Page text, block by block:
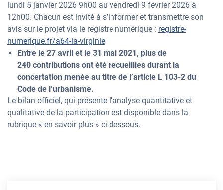
lundi 5 janvier 2026 9h00 au vendredi 9 février 2026 à
12h00. Chacun est invité à s’informer et transmettre son
avis sur le projet via le registre numérique : registre-
numerique.fr/a64-la-virginie
Entre le 27 avril et le 31 mai 2021, plus de
240 contributions ont été recueillies durant la
concertation menée au titre de l’article L 103-2 du
Code de l’urbanisme.
Le bilan officiel, qui présente l’analyse quantitative et
qualitative de la participation est disponible dans la
rubrique « en savoir plus » ci-dessous.